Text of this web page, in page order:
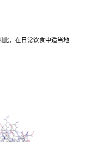
此，在日常饮食中适当地